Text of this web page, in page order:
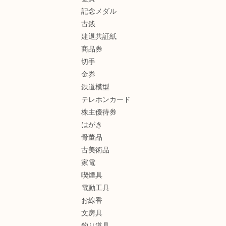
記念メダル
古銭
建退共証紙
商品券
切手
金券
鉄道模型
テレホンカード
株主優待券
はがき
骨董品
古美術品
家電
喫煙具
電動工具
お線香
文房具